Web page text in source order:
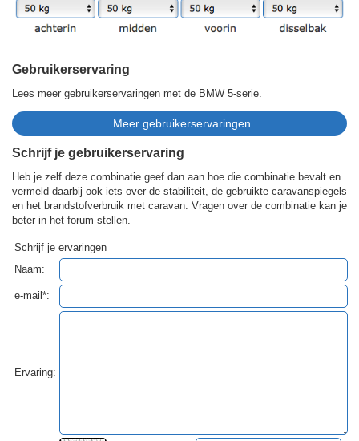
Gebruikerservaring
Lees meer gebruikerservaringen met de BMW 5-serie.
Schrijf je gebruikerservaring
Heb je zelf deze combinatie geef dan aan hoe die combinatie bevalt en
vermeld daarbij ook iets over de stabiliteit, de gebruikte caravanspiegels
en het brandstofverbruik met caravan. Vragen over de combinatie kan je
beter in het forum stellen.
Schrijf je ervaringen
Naam:
e-mail*:
Ervaring: